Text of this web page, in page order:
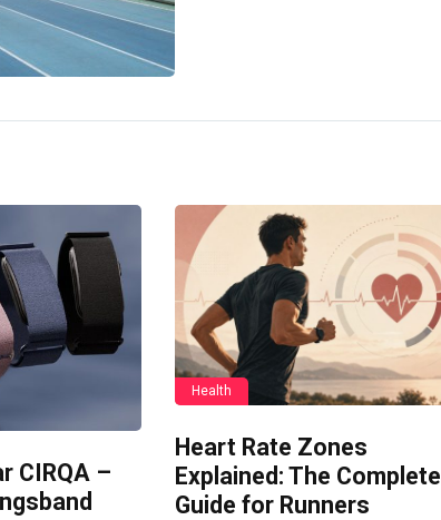
CIRQA –
Health
Heart Rate Zones
Explained: The Complete
Guide for Runners